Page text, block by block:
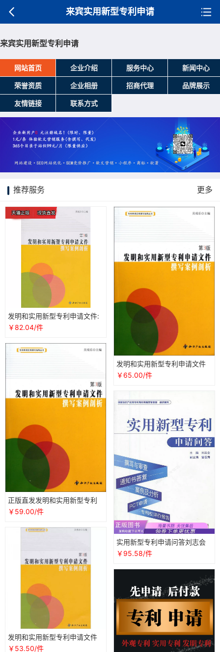
来宾实用新型专利申请
来宾实用新型专利申请
网站首页 企业介绍 服务中心 新闻中心
荣誉资质 企业相册 招商代理 品牌展示
友情链接 联系方式
推荐服务 更多
发明和实用新型专利申请文件:
撰写案例剖析第三版吴观乐知
识产权出版社
￥82.04/件
发明和实用新型专利申请文件
撰写案例剖析第3版吴观乐知识
产权正版书籍
￥65.00/件
正版直发发明和实用新型专利
申请文件撰写案例剖析第3版/
专利申请文件撰写指导丛书吴
观乐知识产权
￥59.00/件
实用新型专利申请问答刘志会
编
￥95.58/件
发明和实用新型专利申请文件
撰写案例剖析第3版吴观乐
￥53.50/件